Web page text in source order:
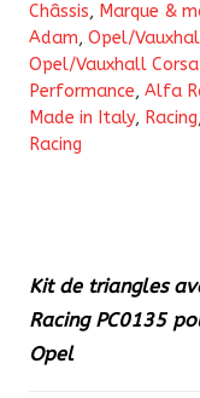
avant,
bras
de
suspension
DNA
Abarth,
Fiat,
Alfa
Châssis, Marque &
Adam, Opel/
Opel/Vauxhall Corsa
Performance, Alfa
Made in Italy, Racing,
Racing
Kit de triangles
Racing PC0135
Opel